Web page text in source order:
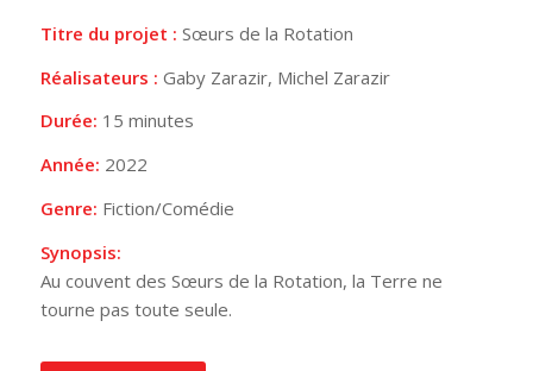
Titre du projet : Sœurs de la Rotation
Réalisateurs : Gaby Zarazir, Michel Zarazir
Durée: 15 minutes
Année: 2022
Genre: Fiction/Comédie
Synopsis:
Au couvent des Sœurs de la Rotation, la Terre ne
tourne pas toute seule.